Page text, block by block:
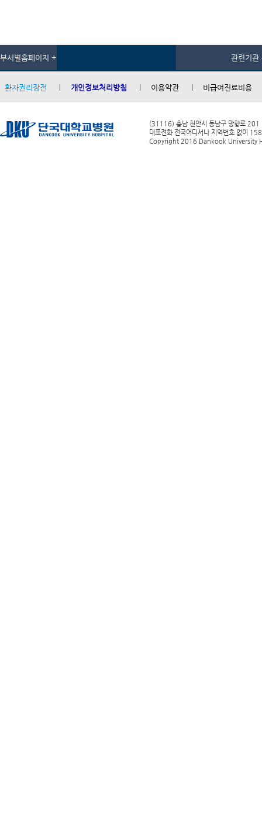
부서별홈페이지 + 관련기관
환자권리장전 개인정보처리방침 이용약관 비급여진료비용
(31116) 충남 천안시 동남구 망향로 201
대표전화 전국어디서나 지역번호 없이
Copyright 2016 Dankook University